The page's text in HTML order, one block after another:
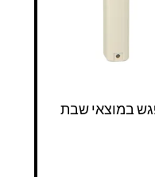
במוצאי שבת